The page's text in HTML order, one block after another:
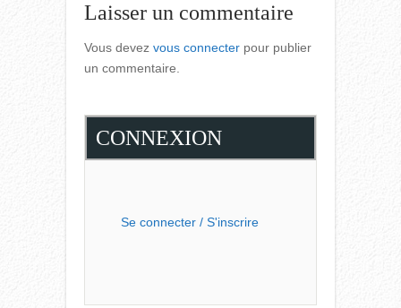
Laisser un commentaire
Vous devez vous connecter pour publier
un commentaire.
CONNEXION
Se connecter / S'inscrire